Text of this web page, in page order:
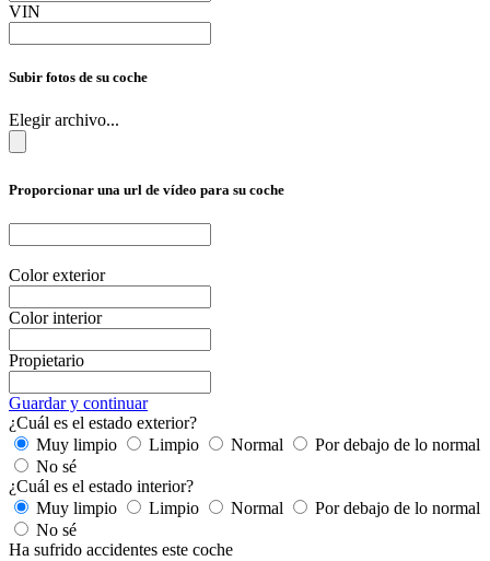
VIN
Subir fotos de su coche
Elegir archivo...
Proporcionar una url de vídeo para su coche
Color exterior
Color interior
Propietario
Guardar y continuar
¿Cuál es el estado exterior?
Muy limpio
Limpio Normal
Por debajo de lo normal
No sé
¿Cuál es el estado interior?
Muy limpio
Limpio Normal
Por debajo de lo normal
No sé
Ha sufrido accidentes este coche